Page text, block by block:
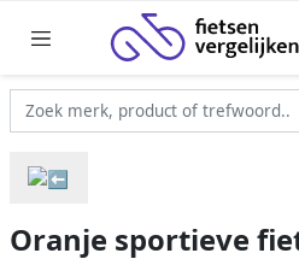
Oranje sportieve